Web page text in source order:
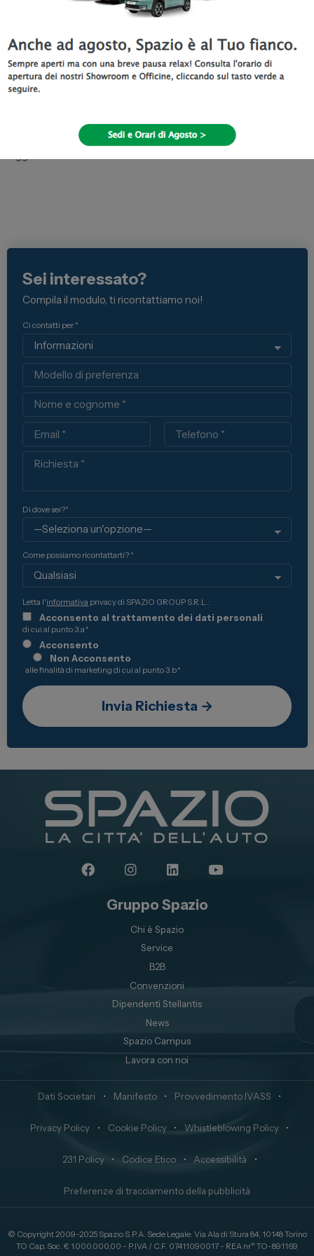
Ma se vuoi comunque raggiungerci,
puoi!
Siamo a Tua disposizione per offrirti sempre il migliore servizio
igienizzazione dei veicoliprima della consegna e
dispositivi di protezione individuale
Sei interessato?
Compila il modulo, ti ricontattiamo noi!
Ci contatti per *
Modello
Nome
Email Telefono
Richiesta
Di dove sei?*
Come possiamo ricontattarti? *
Letta l'informativa privacy di SPAZIO GROUP S.R.L.:
Acconsento al trattamento dei dati personali
di cui al punto 3.a*
Acconsento
Non Acconsento
alle finalità di marketing di cui al punto 3.b*
Gruppo Spazio
Chi è Spazio
Service
B2B
Convenzioni
Dipendenti Stellantis
News
Spazio Campus
Lavora con noi
Dati Societari • Manifesto • Provvedimento IVASS •
Privacy Policy • Cookie Policy • Whistleblowing Policy •
231 Policy • Codice Etico • Accessibilità •
Preferenze di tracciamento della pubblicità
© Copyright 2009-2025 Spazio S.P.A. Sede Legale: Via Ala di Stura 84, 10148 Torino
TO Cap. Soc. € 1.000.000,00 - P.IVA / C.F. 07411090017 - REA nr° TO-891169